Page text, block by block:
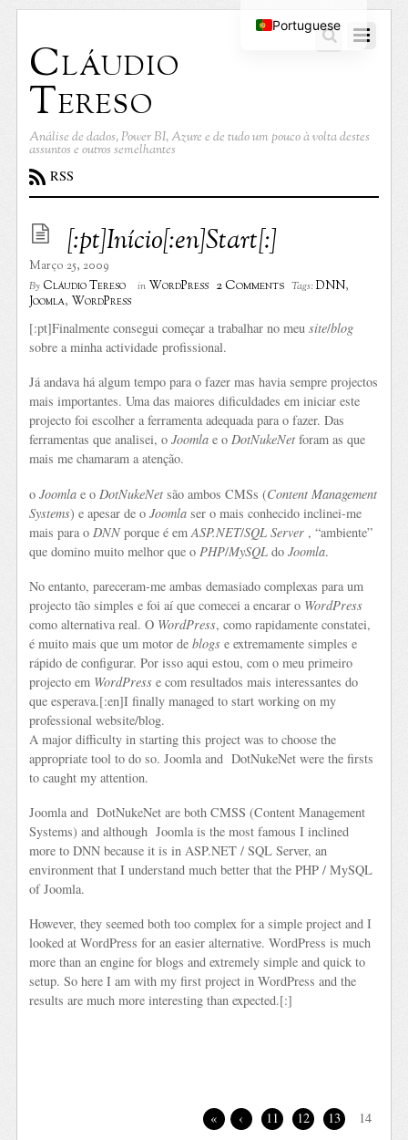
Cláudio
Tereso
Análise de dados, Power BI, Azure e de tudo um pouco à volta destes
assuntos e outros semelhantes
RSS
[:pt]Início[:en]Start[:]
Março 25, 2009
By Cláudio Tereso inWordPress 2 Comments Tags:DNN,
Joomla,WordPress
[:pt]Finalmente consegui começar a trabalhar no meusite/blog
sobre a minha actividade profissional.
Já andava há algum tempo para o fazer mas havia sempre projectos
mais importantes. Uma das maiores dificuldades em iniciar este
projecto foi escolher a ferramenta adequada para o fazer. Das
ferramentas que analisei, oJoomlae oDotNukeNetforam as que
mais me chamaram a atenção.
oJoomlae o DotNukeNetsão ambos CMSs (Content Management
Systems) e apesar de oJoomlaser o mais conhecido inclinei-me
mais para o DNNporque é emASP.NET/SQL Server , “ambiente”
que domino muito melhor que o PHP/MySQL doJoomla.
No entanto, pareceram-me ambas demasiado complexas para um
projecto tão simples e foi aí que comecei a encarar o WordPress
como alternativa real. O WordPress, como rapidamente constatei,
é muito mais que um motor deblogse extremamente simples e
rápido de configurar. Por isso aqui estou, com o meu primeiro
projecto em WordPresse com resultados mais interessantes do
que esperava.[:en]I finally managed to start working on my
professional website/blog.
A major difficulty in starting this project was to choose the
appropriate tool to do so. Joomla and DotNukeNet were the firsts
to caught my attention.
Joomla and DotNukeNet are both CMSS (Content Management
Systems) and although Joomla is the most famous I inclined
more to DNN because it is in ASP.NET / SQL Server, an
environment that I understand much better that the PHP / MySQL
of Joomla.
However, they seemed both too complex for a simple project and I
looked at WordPress for an easier alternative. WordPress is much
more than an engine for blogs and extremely simple and quick to
setup. So here I am with my first project in WordPress and the
results are much more interesting than expected.[:]
« ‹ 11 12 13 14
Portuguese